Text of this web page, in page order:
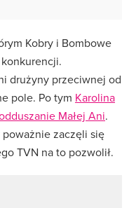
Kobry i Bombowe
drużyny przeciwnej od
pole. Po tym Karolina
Małej Ani.
zaczęli się
TVN na to pozwolił.